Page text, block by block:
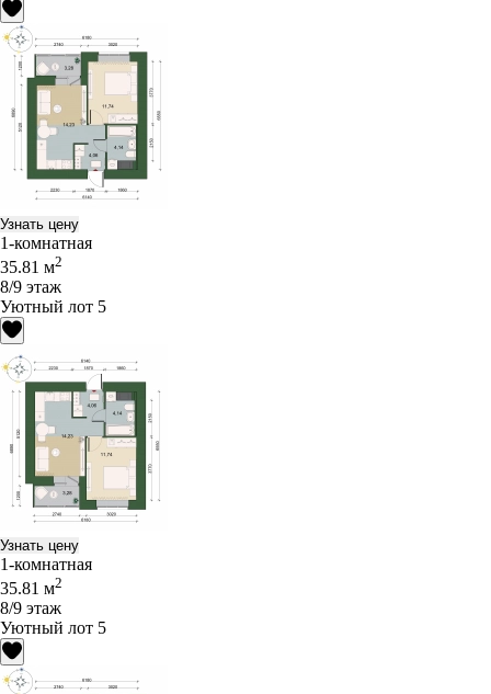
Узнать цену
1-комнатная
35.81 м2
8/9 этаж
Уютный лот 5
Узнать цену
1-комнатная
35.81 м2
8/9 этаж
Уютный лот 5